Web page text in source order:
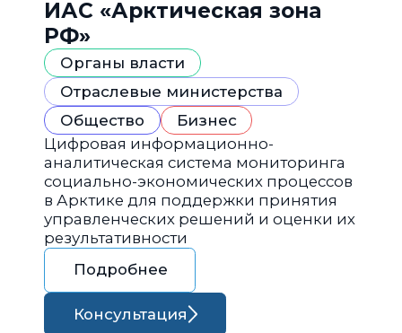
ИАС «Арктическая зона
РФ»
Органы власти
Отраслевые министерства
Общество
Бизнес
Цифровая информационно-
аналитическая система мониторинга
социально-экономических процессов
в Арктике для поддержки принятия
управленческих решений и оценки их
результативности
Подробнее
Консультация